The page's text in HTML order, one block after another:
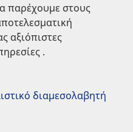
παρέχουμε στους
αξιόπιστες
.
διαμεσολαβητή